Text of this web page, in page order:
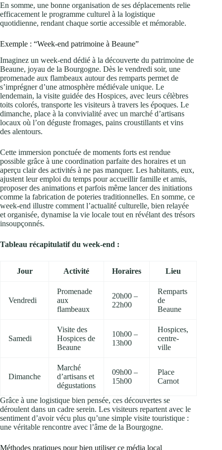
En somme, une bonne organisation de ses déplacements relie
efficacement le programme culturel à la logistique
quotidienne, rendant chaque sortie accessible et mémorable.
Exemple : “Week-end patrimoine à Beaune”
Imaginez un week-end dédié à la découverte du patrimoine de
Beaune, joyau de la Bourgogne. Dès le vendredi soir, une
promenade aux flambeaux autour des remparts permet de
s’imprégner d’une atmosphère médiévale unique. Le
lendemain, la visite guidée des Hospices, avec leurs célèbres
toits colorés, transporte les visiteurs à travers les époques. Le
dimanche, place à la convivialité avec un marché d’artisans
locaux où l’on déguste fromages, pains croustillants et vins
des alentours.
Cette immersion ponctuée de moments forts est rendue
possible grâce à une coordination parfaite des horaires et un
aperçu clair des activités à ne pas manquer. Les habitants, eux,
ajustent leur emploi du temps pour accueillir famille et amis,
proposer des animations et parfois même lancer des initiations
comme la fabrication de poteries traditionnelles. En somme, ce
week-end illustre comment l’actualité culturelle, bien relayée
et organisée, dynamise la vie locale tout en révélant des trésors
insoupçonnés.
Tableau récapitulatif du week-end :
Jour Activité Horaires Lieu
Vendredi
Promenade
aux
flambeaux
20h00 –
22h00
Remparts
de
Beaune
Samedi
Visite des
Hospices de
Beaune
10h00 –
13h00
Hospices,
centre-
ville
Dimanche
Marché
d’artisans et
dégustations
09h00 –
15h00
Place
Carnot
Grâce à une logistique bien pensée, ces découvertes se
déroulent dans un cadre serein. Les visiteurs repartent avec le
sentiment d’avoir vécu plus qu’une simple visite touristique :
une véritable rencontre avec l’âme de la Bourgogne.
Méthodes pratiques pour bien utiliser ce média local